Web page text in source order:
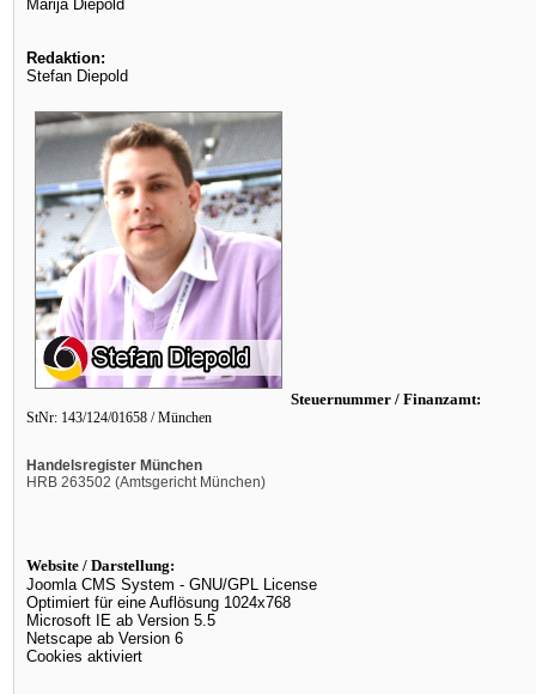
Marija Diepold
Redaktion:
Stefan Diepold
Steuernummer / Finanzamt:
StNr: 143/124/01658 / München
Handelsregister München
HRB 263502 (Amtsgericht München)
Website / Darstellung:
Joomla CMS System - GNU/GPL License
Optimiert für eine Auflösung 1024x768
Microsoft IE ab Version 5.5
Netscape ab Version 6
Cookies aktiviert